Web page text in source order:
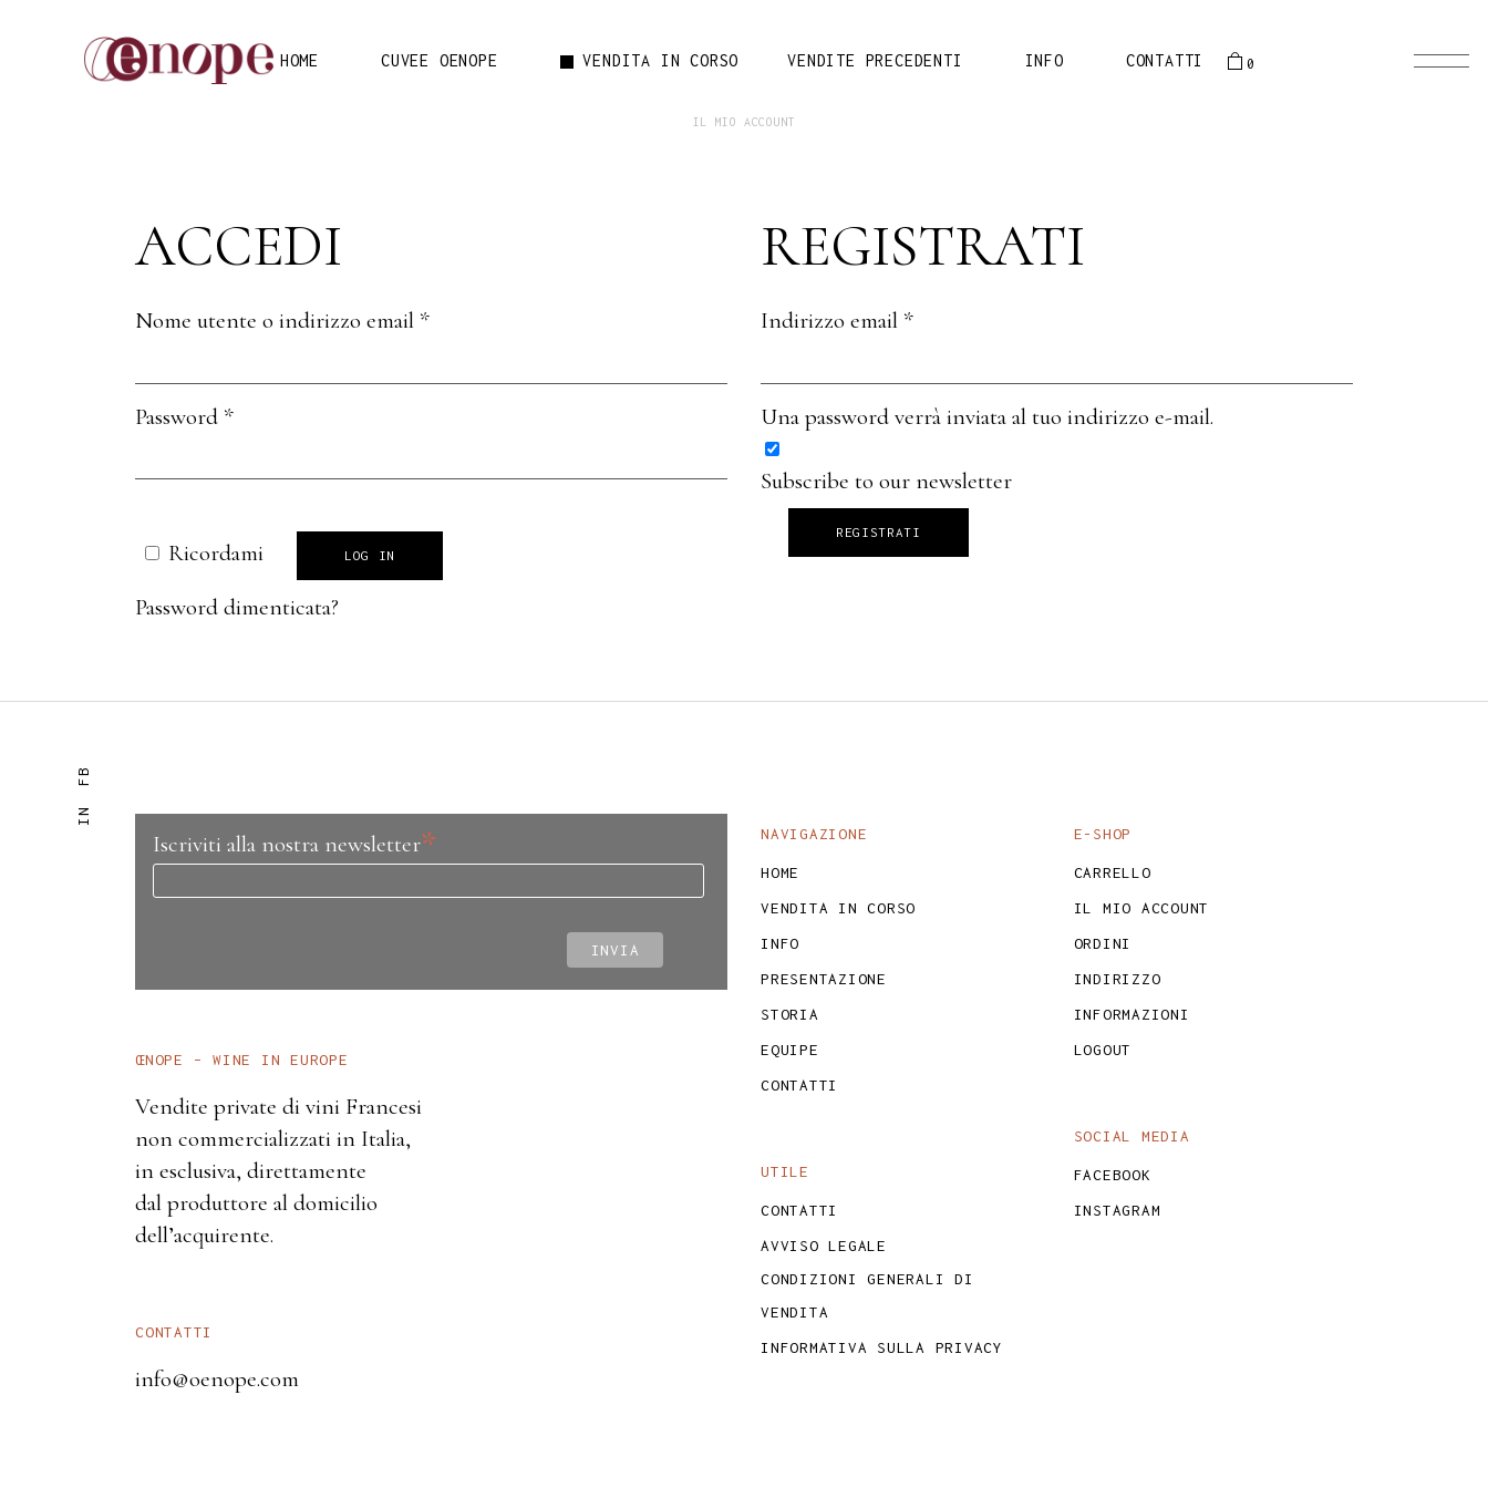
FB
IN
HOME CUVEE OENOPE VENDITA IN CORSO VENDITE PRECEDENTI INFO
EQUIPE
CONTATTI 0
PRESENTAZIONE
IL MIO ACCOUNT
ACCEDI
Nome utente o indirizzo email *
Password *
Ricordami LOG IN
Password dimenticata?
REGISTRATI
Indirizzo email *
Una password verrà inviata al tuo indirizzo e-mail.
Subscribe to our newsletter
REGISTRATI
Iscriviti alla nostra newsletter*
ŒNOPE – WINE IN EUROPE
Vendite private di vini Francesi
non commercializzati in Italia,
in esclusiva, direttamente
dal produttore al domicilio
dell’acquirente.
CONTATTI
info@oenope.com
NAVIGAZIONE
HOME
VENDITA IN CORSO
INFO
PRESENTAZIONE
STORIA
EQUIPE
CONTATTI
UTILE
CONTATTI
AVVISO LEGALE
CONDIZIONI GENERALI DI
VENDITA
INFORMATIVA SULLA PRIVACY
E-SHOP
CARRELLO
IL MIO ACCOUNT
ORDINI
INDIRIZZO
INFORMAZIONI
LOGOUT
SOCIAL MEDIA
FACEBOOK
INSTAGRAM